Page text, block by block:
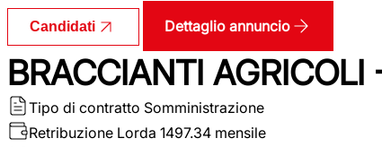
Candidati Dettaglio annuncio
BRACCIANTI AGRICOLI
Tipo di contratto Somministrazione
Retribuzione Lorda 1497.34 mensile